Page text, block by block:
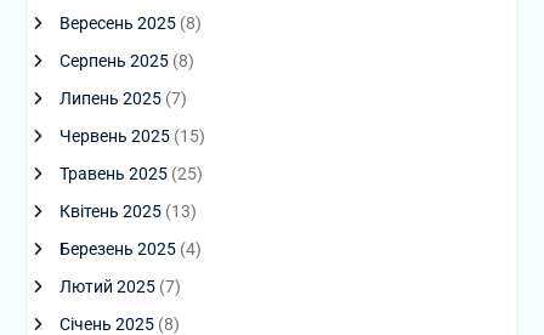
Вересень 2025(8)
Серпень 2025(8)
Липень 2025(7)
Червень 2025(15)
Травень 2025(25)
Квітень 2025(13)
Березень 2025(4)
Лютий 2025(7)
Січень 2025(8)